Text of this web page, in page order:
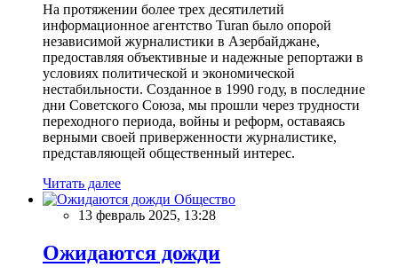
На протяжении более трех десятилетий
информационное агентство Turan было опорой
независимой журналистики в Азербайджане,
предоставляя объективные и надежные репортажи в
условиях политической и экономической
нестабильности. Созданное в 1990 году, в последние
дни Советского Союза, мы прошли через трудности
переходного периода, войны и реформ, оставаясь
верными своей приверженности журналистике,
представляющей общественный интерес.
Читать далее
Общество
13 февраль 2025, 13:28
Ожидаются дожди